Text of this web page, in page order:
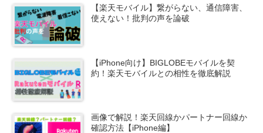
【楽天モバイル】繋がらない、通信障害、
使えない！批判の声を論破
【iPhone向け】BIGLOBEモバイルを契
約！楽天モバイルとの相性を徹底解説
画像で解説！楽天回線かパートナー回線か
確認方法【iPhone編】